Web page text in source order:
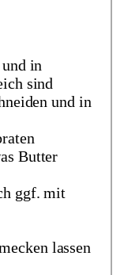
in
sind
und in
Butter
ggf. mit
lassen